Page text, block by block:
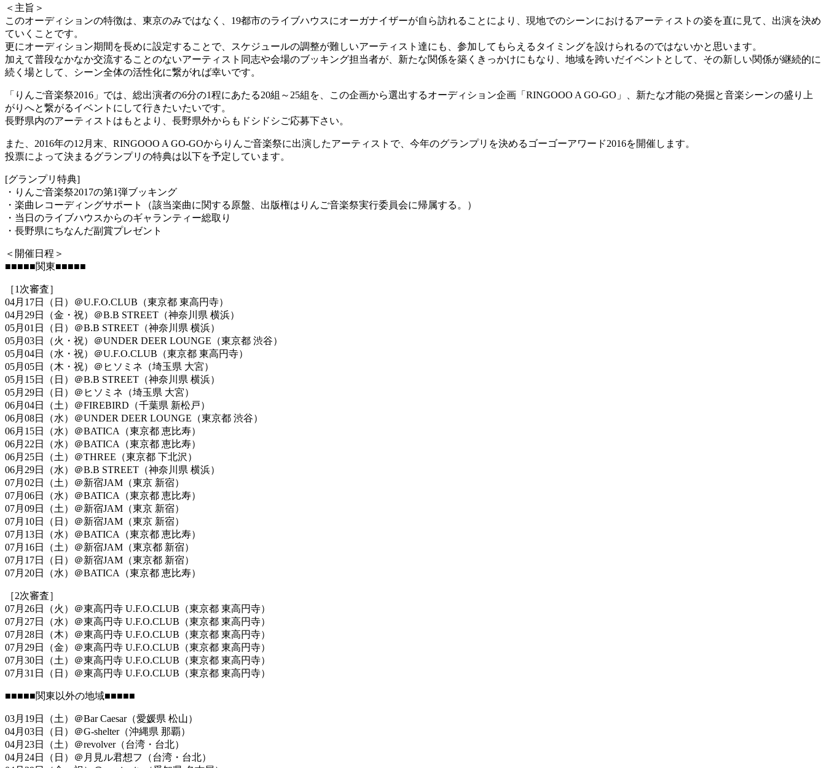
＜主旨＞
このオーディションの特徴は、東京のみではなく、19都市のライブハウスにオーガナイザーが自ら訪れることにより、現地でのシーンにおけるアーティストの姿を直に見て、出演を決め
ていくことです。
更にオーディション期間を長めに設定することで、スケジュールの調整が難しいアーティスト達にも、参加してもらえるタイミングを設けられるのではないかと思います。
加えて普段なかなか交流することのないアーティスト同志や会場のブッキング担当者が、新たな関係を築くきっかけにもなり、地域を跨いだイベントとして、その新しい関係が継続的に
続く場として、シーン全体の活性化に繋がれば幸いです。
「りんご音楽祭2016」では、総出演者の6分の1程にあたる20組～25組を、この企画から選出するオーディション企画「RINGOOO A GO-GO」、新たな才能の発掘と音楽シーンの盛り上
がりへと繋がるイベントにして行きたいたいです。
長野県内のアーティストはもとより、長野県外からもドシドシご応募下さい。
また、2016年の12月末、RINGOOO A GO-GOからりんご音楽祭に出演したアーティストで、今年のグランプリを決めるゴーゴーアワード2016を開催します。
投票によって決まるグランプリの特典は以下を予定しています。
[グランプリ特典]
・りんご音楽祭2017の第1弾ブッキング
・楽曲レコーディングサポート（該当楽曲に関する原盤、出版権はりんご音楽祭実行委員会に帰属する。）
・当日のライブハウスからのギャランティー総取り
・長野県にちなんだ副賞プレゼント
＜開催日程＞
■■■■■関東■■■■■
［1次審査］
04月17日（日）＠U.F.O.CLUB（東京都 東高円寺）
04月29日（金・祝）＠B.B STREET（神奈川県 横浜）
05月01日（日）＠B.B STREET（神奈川県 横浜）
05月03日（火・祝）＠UNDER DEER LOUNGE（東京都 渋谷）
05月04日（水・祝）＠U.F.O.CLUB（東京都 東高円寺）
05月05日（木・祝）＠ヒソミネ（埼玉県 大宮）
05月15日（日）＠B.B STREET（神奈川県 横浜）
05月29日（日）＠ヒソミネ（埼玉県 大宮）
06月04日（土）＠FIREBIRD（千葉県 新松戸）
06月08日（水）＠UNDER DEER LOUNGE（東京都 渋谷）
06月15日（水）＠BATICA（東京都 恵比寿）
06月22日（水）＠BATICA（東京都 恵比寿）
06月25日（土）＠THREE（東京都 下北沢）
06月29日（水）＠B.B STREET（神奈川県 横浜）
07月02日（土）＠新宿JAM（東京 新宿）
07月06日（水）＠BATICA（東京都 恵比寿）
07月09日（土）＠新宿JAM（東京 新宿）
07月10日（日）＠新宿JAM（東京 新宿）
07月13日（水）＠BATICA（東京都 恵比寿）
07月16日（土）＠新宿JAM（東京都 新宿）
07月17日（日）＠新宿JAM（東京都 新宿）
07月20日（水）＠BATICA（東京都 恵比寿）
［2次審査］
07月26日（火）＠東高円寺 U.F.O.CLUB（東京都 東高円寺）
07月27日（水）＠東高円寺 U.F.O.CLUB（東京都 東高円寺）
07月28日（木）＠東高円寺 U.F.O.CLUB（東京都 東高円寺）
07月29日（金）＠東高円寺 U.F.O.CLUB（東京都 東高円寺）
07月30日（土）＠東高円寺 U.F.O.CLUB（東京都 東高円寺）
07月31日（日）＠東高円寺 U.F.O.CLUB（東京都 東高円寺）
■■■■■関東以外の地域■■■■■
03月19日（土）＠Bar Caesar（愛媛県 松山）
04月03日（日）＠G-shelter（沖縄県 那覇）
04月23日（土）＠revolver（台湾・台北）
04月24日（日）＠月見ル君想フ（台湾・台北）